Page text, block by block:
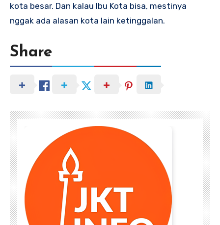
kota besar. Dan kalau Ibu Kota bisa, mestinya
nggak ada alasan kota lain ketinggalan.
Share